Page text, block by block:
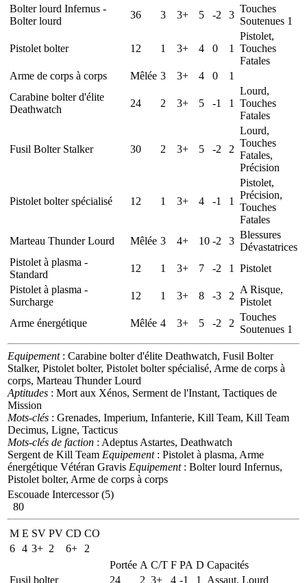
Bolter lourd Infernus -
Bolter lourd
36 3 3+ 5 -2 3
Touches
Soutenues 1
Pistolet bolter 12 1 3+ 4 0 1
Pistolet,
Touches
Fatales
Arme de corps à corps
Mêlée 3 3+ 4 0
1
Carabine bolter d'élite
Deathwatch
24 2 3+ 5 -1 1
Lourd,
Touches
Fatales
Fusil Bolter Stalker 30 2 3+ 5 -2 2
Lourd,
Touches
Fatales,
Précision
Pistolet bolter spécialisé 12 1 3+ 4 -1 1
Pistolet,
Précision,
Touches
Fatales
Marteau Thunder Lourd
Mêlée 3 4+ 10 -2 3
Blessures
Dévastatrices
Pistolet à plasma -
Standard
12 1 3+ 7 -2 1
Pistolet
Pistolet à plasma -
Surcharge
12 1 3+ 8 -3 2
A Risque,
Pistolet
Arme énergétique
Mêlée 4 3+ 5 -2 2
Touches
Soutenues 1
Equipement: Carabine bolter d'élite Deathwatch, Fusil Bolter
Stalker, Pistolet bolter, Pistolet bolter spécialisé, Arme de corps à
corps, Marteau Thunder Lourd
Aptitudes : Mort aux Xénos, Serment de l'Instant, Tactiques de
Mission
Mots-clés : Grenades, Imperium, Infanterie, Kill Team, Kill Team
Decimus, Ligne, Tacticus
Mots-clés de faction : Adeptus Astartes, Deathwatch
Sergent de Kill Team Equipement: Pistolet à plasma, Arme
énergétique Vétéran Gravis Equipement: Bolter lourd Infernus,
Pistolet bolter, Arme de corps à corps
Escouade Intercessor (5)
80
M E SV PV CD CO
6 4 3+ 2 6+
2
Portée A C/T F PA D Capacités
Fusil bolter
24 2 3+ 4 -1 1 Assaut, Lourd